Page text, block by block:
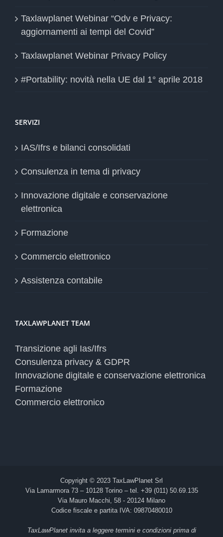
Taxlawplanet Webinar “Odv e Privacy:
aggiornamenti ai tempi del Covid”
Taxlawplanet Webinar Privacy Policy
#Portability: novità nella UE dal 1° aprile 2018
SERVIZI
IAS/Ifrs e bilanci consolidati
Consulenza in tema di privacy
Innovazione digitale e conservazione
elettronica
Formazione
Commercio elettronico
Assistenza contabile
TAXLAWPLANET TEAM
Transizione agli Ias/Ifrs
Consulenza privacy & GDPR
Innovazione digitale e conservazione elettronica
Formazione
Commercio elettronico
Copyright © 2023 TaxLawPlanet Srl
Via Lamarmora 73 – 10128 Torino – tel. +39 (011) 50.69.135
Via Mauro Macchi, 58 - 20124 Milano
Codice fiscale e partita IVA: 09870480010
TaxLawPlanet invita a leggere termini e condizioni prima di